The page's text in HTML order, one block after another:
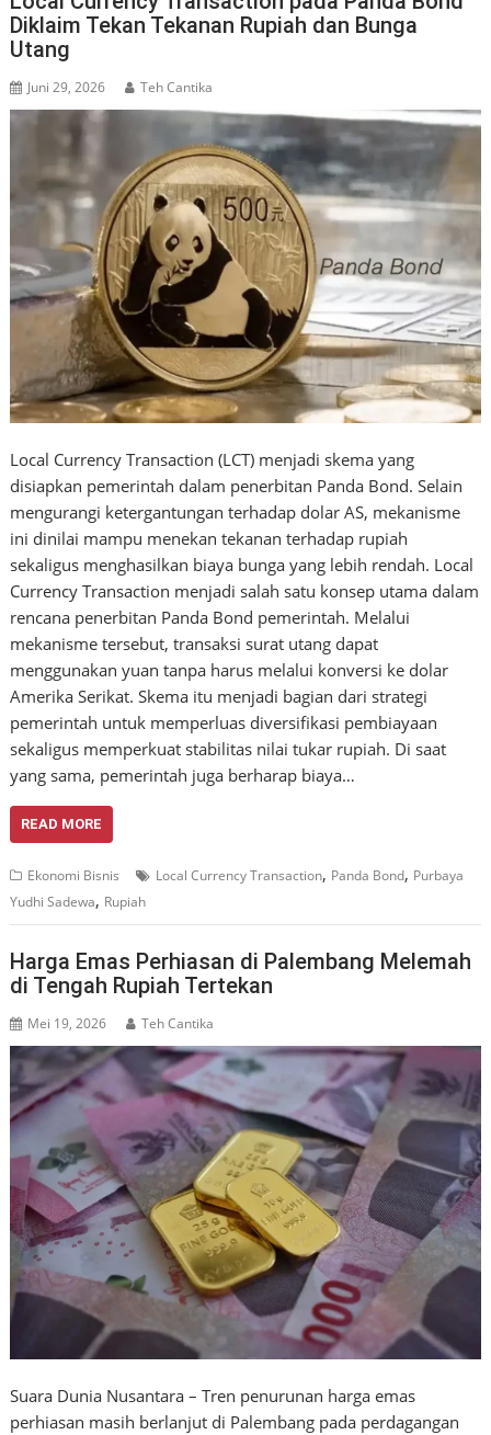
Diklaim Tekan Tekanan Rupiah dan Bunga
Utang
Juni 29, 2026 Teh Cantika
Local Currency Transaction (LCT) menjadi skema yang
disiapkan pemerintah dalam penerbitan Panda Bond. Selain
mengurangi ketergantungan terhadap dolar AS, mekanisme
ini dinilai mampu menekan tekanan terhadap rupiah
sekaligus menghasilkan biaya bunga yang lebih rendah. Local
Currency Transaction menjadi salah satu konsep utama dalam
rencana penerbitan Panda Bond pemerintah. Melalui
mekanisme tersebut, transaksi surat utang dapat
menggunakan yuan tanpa harus melalui konversi ke dolar
Amerika Serikat. Skema itu menjadi bagian dari strategi
pemerintah untuk memperluas diversifikasi pembiayaan
sekaligus memperkuat stabilitas nilai tukar rupiah. Di saat
yang sama, pemerintah juga berharap biaya…
READ MORE
Ekonomi Bisnis Local Currency Transaction, Panda Bond, Purbaya
Yudhi Sadewa, Rupiah
Harga Emas Perhiasan di Palembang Melemah
di Tengah Rupiah Tertekan
Mei 19, 2026 Teh Cantika
Suara Dunia Nusantara – Tren penurunan harga emas
perhiasan masih berlanjut di Palembang pada perdagangan